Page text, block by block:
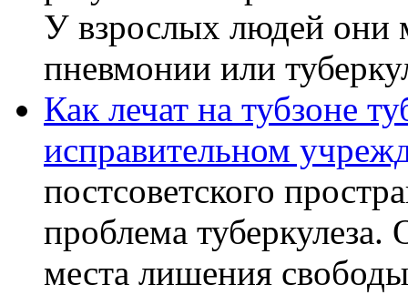
У взрослых людей они
пневмонии или
Как лечат на тубзоне
исправительном
постсоветского
проблема
места лишения